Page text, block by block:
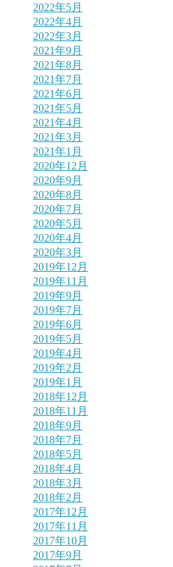
2022年5月
2022年4月
2022年3月
2021年9月
2021年8月
2021年7月
2021年6月
2021年5月
2021年4月
2021年3月
2021年1月
2020年12月
2020年9月
2020年8月
2020年7月
2020年5月
2020年4月
2020年3月
2019年12月
2019年11月
2019年9月
2019年7月
2019年6月
2019年5月
2019年4月
2019年2月
2019年1月
2018年12月
2018年11月
2018年9月
2018年7月
2018年5月
2018年4月
2018年3月
2018年2月
2017年12月
2017年11月
2017年10月
2017年9月